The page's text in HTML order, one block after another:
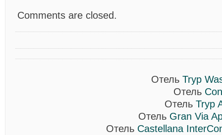
Comments are closed.
Отель Tryp
Отель
Отель Tryp
Отель Gran Via
Отель Castellana